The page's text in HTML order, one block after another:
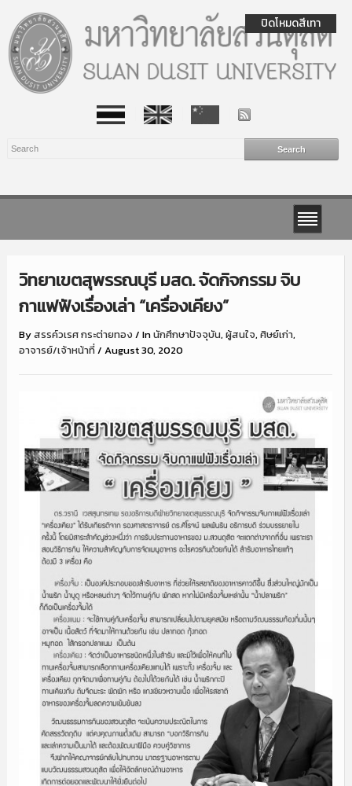
วิทยาเขตสุพรรณบุรี มสด. จัดกิจกรรม จิบ
กาแฟฟังเรื่องเล่า “เครื่องเคียง”
Byสรรค์วเรศ กระต่ายทอง / Inนักศึกษาปัจจุบัน, ผู้สนใจ, ศิษย์เก่า,
อาจารย์/เจ้าหน้าที่/ August 30, 2020
ปิดโหมดสีเทา